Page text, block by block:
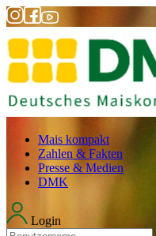
Mais kompakt
Zahlen & Fakten
Presse & Medien
DMK
Login